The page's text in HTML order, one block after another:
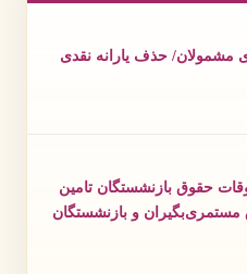
مشمولان/ حذف یارانه نقدی
حقوق بازنشستگان تامین
مستمری‌بگیران و بازنشستگان